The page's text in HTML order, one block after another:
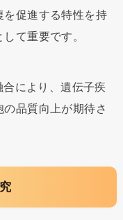
を促進する特性を持
て重要です。
により、遺伝子疾
品質向上が期待さ